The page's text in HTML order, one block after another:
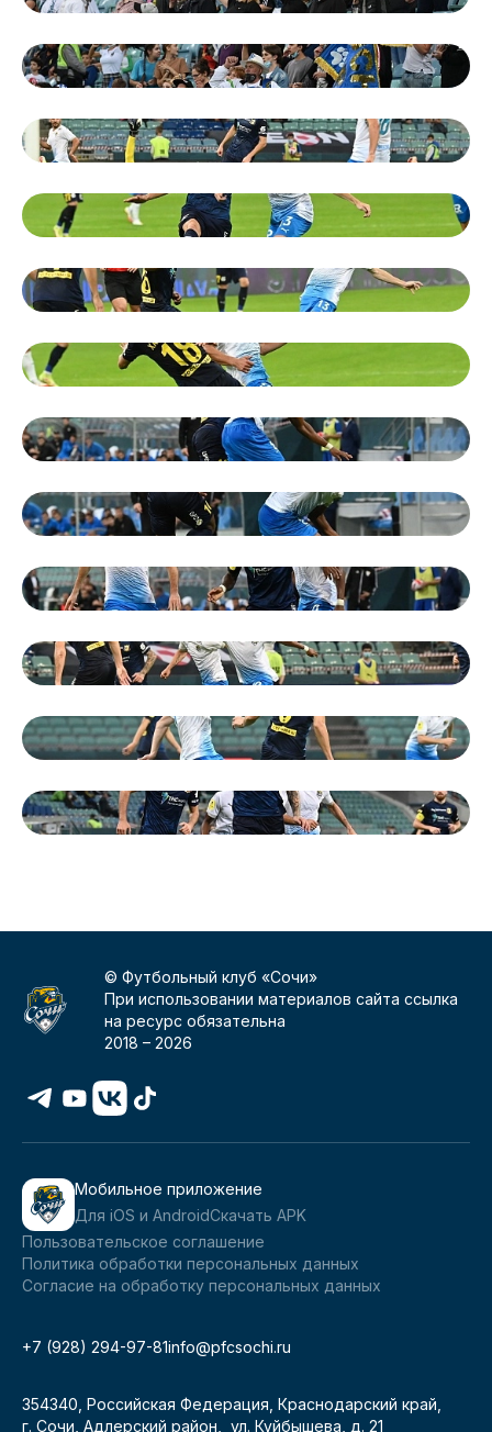
© Футбольный клуб «Сочи»
При использовании материалов сайта ссылка
на ресурс обязательна
2018 –2026
Мобильное приложение
Для iOS и AndroidСкачать APK
Пользовательское соглашение
Политика обработки персональных данных
Согласие на обработку персональных данных
+7 (928) 294-97-81info@pfcsochi.ru
354340, Российская Федерация, Краснодарский край,
г. Сочи, Адлерский район, ул. Куйбышева, д. 21